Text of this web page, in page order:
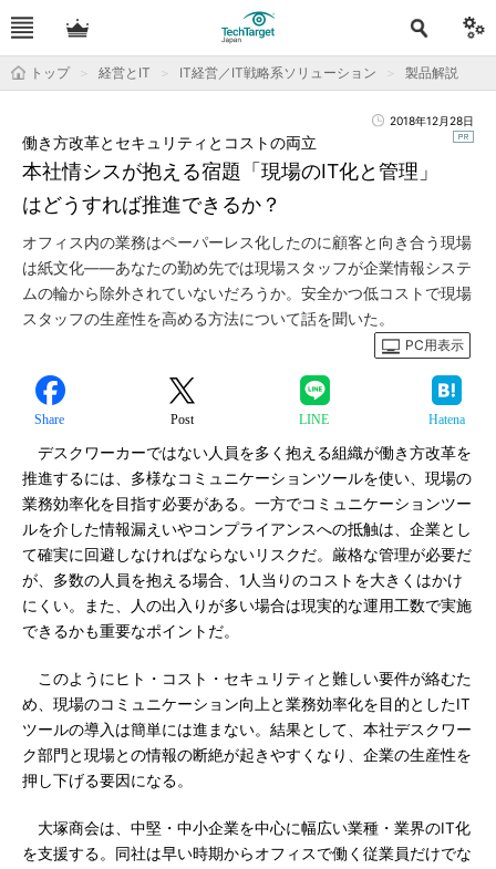
トップ 経営とIT IT経営／IT戦略系ソリューション 製品解説
2018年12月28日
本社情シスが抱える宿題「現場のIT化と管理」
はどうすれば推進できるか？
働き方改革とセキュリティとコストの両立
オフィス内の業務はペーパーレス化したのに顧客と向き合う現場
は紙文化――あなたの勤め先では現場スタッフが企業情報システ
ムの輪から除外されていないだろうか。安全かつ低コストで現場
スタッフの生産性を高める方法について話を聞いた。
PC用表示
Share Post LINE Hatena
デスクワーカーではない人員を多く抱える組織が働き方改革を
推進するには、多様なコミュニケーションツールを使い、現場の
業務効率化を目指す必要がある。一方でコミュニケーションツー
ルを介した情報漏えいやコンプライアンスへの抵触は、企業とし
て確実に回避しなければならないリスクだ。厳格な管理が必要だ
が、多数の人員を抱える場合、1人当りのコストを大きくはかけ
にくい。また、人の出入りが多い場合は現実的な運用工数で実施
できるかも重要なポイントだ。
このようにヒト・コスト・セキュリティと難しい要件が絡むた
め、現場のコミュニケーション向上と業務効率化を目的としたIT
ツールの導入は簡単には進まない。結果として、本社デスクワー
ク部門と現場との情報の断絶が起きやすくなり、企業の生産性を
押し下げる要因になる。
大塚商会は、中堅・中小企業を中心に幅広い業種・業界のIT化
を支援する。同社は早い時期からオフィスで働く従業員だけでな